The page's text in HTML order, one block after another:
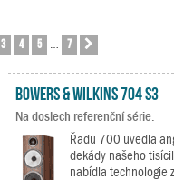
3 4 5 7
Bowers & Wilkins 704 S3
Na doslech referenční série.
Řadu 700 uvedla
dekády našeho
nabídla technologie